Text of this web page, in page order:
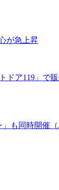
が急上昇
ドア119」で
も同時開催